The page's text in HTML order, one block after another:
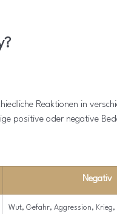
Reaktionen in
positive oder negative
Negativ
Wut, Gefahr, Aggression, Krieg,